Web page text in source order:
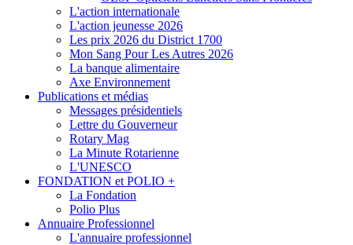
L'action internationale
L'action jeunesse 2026
Les prix 2026 du District 1700
Mon Sang Pour Les Autres 2026
La banque alimentaire
Axe Environnement
Publications et médias
Messages présidentiels
Lettre du Gouverneur
Rotary Mag
La Minute Rotarienne
L'UNESCO
FONDATION et POLIO +
La Fondation
Polio Plus
Annuaire Professionnel
L'annuaire professionnel